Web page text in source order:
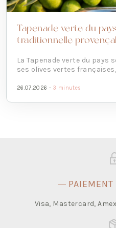
Tapenade verte du
traditionnelle
La Tapenade verte du pays
ses olives vertes
26.07.2026 - 3 minutes
Visa, Mastercard,